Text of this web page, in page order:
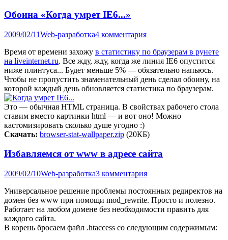
Обоина «Когда умрет IE6...»
2009/02/11Web-разработка4 комментария
Время от времени захожу в статистику по браузерам в рунете
на liveinternet.ru. Все жду, жду, когда же линия IE6 опустится
ниже плинтуса... Будет меньше 5% — обязательно напьюсь.
Чтобы не пропустить знаменательный день сделал обоину, на
которой каждый день обновляется статистика по браузерам.
Это — обычная HTML страница. В свойствах рабочего стола
ставим вместо картинки html — и вот оно! Можно
кастомизировать сколько душе угодно :)
Скачать: browser-stat-wallpaper.zip (20КБ)
Избавляемся от www в адресе сайта
2009/02/10Web-разработка3 комментария
Универсальное решение проблемы постоянных редиректов на
домен без www при помощи mod_rewrite. Просто и полезно.
Работает на любом домене без необходимости править для
каждого сайта.
В корень бросаем файл .htaccess со следующим содержимым: